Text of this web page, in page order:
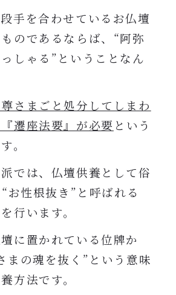
手を合わせているお仏壇
のであるならば、“阿弥
しゃる”ということなん
さまごと処分してしまわ
遷座法要』が必要 という
。
では、仏壇供養として俗
お性根抜き”と呼ばれる
行います。
に置かれている位牌か
まの魂を抜く”という意味
方法です。